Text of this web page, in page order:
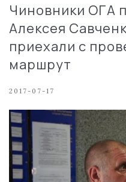
Чиновники ОГА
Алексея
приехали с
маршрут
2017-07-17